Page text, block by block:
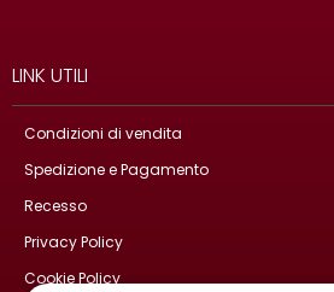
LINK UTILI
Condizioni di vendita
Spedizione e Pagamento
Recesso
Privacy Policy
Cookie Policy